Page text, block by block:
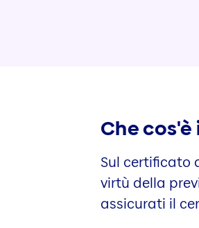
Che
Sul certificato
virtù della
assicurati il